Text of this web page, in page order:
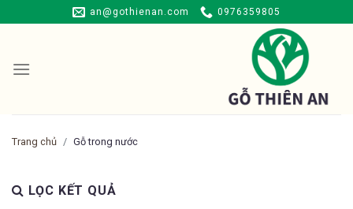
to
an@gothienan.com 0976359805
Trang chủ Gỗ trong nước
LỌC KẾT QUẢ